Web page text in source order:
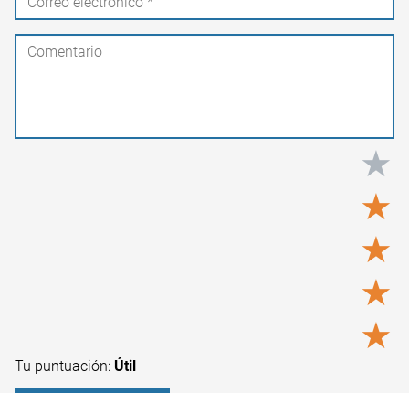
★
★
★
★
★
Tu puntuación: Útil